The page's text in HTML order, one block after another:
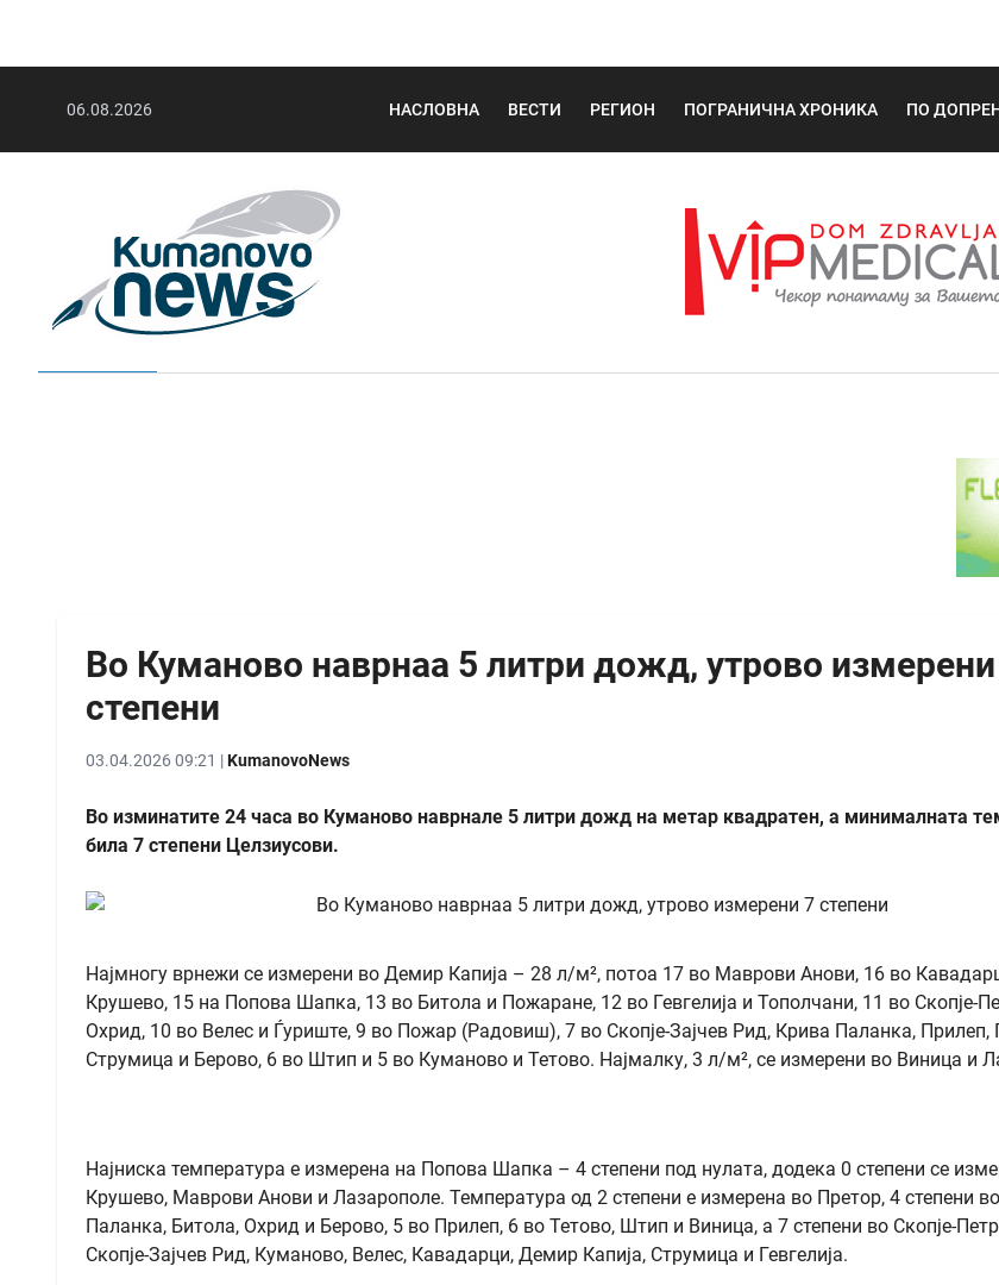
06.08.2026 НАСЛОВНА ВЕСТИ РЕГИОН ПОГРАНИЧНА ХРОНИКА ПО
Во Куманово наврнаа 5 литри дожд, утрoво
степени
03.04.2026 09:21 |KumanovoNews
Во изминатите 24 часа во Куманово наврнале 5 литри дожд на метар квадратен, а минималната
била 7 степени Целзиусови.
Најмногу врнежи се измерени во Демир Капија – 28 л/м², потоа 17 во Маврови Анови, 16 во
Крушево, 15 на Попова Шапка, 13 во Битола и Пожаране, 12 во Гевгелија и Тополчани, 11 во Скопје-
Охрид, 10 во Велес и Ѓуриште, 9 во Пожар (Радовиш), 7 во Скопје-Зајчев Рид, Крива Паланка, Прилеп,
Струмица и Берово, 6 во Штип и 5 во Куманово и Тетово. Најмалку, 3 л/м², се измерени во Виница и
Најниска температура е измерена на Попова Шапка – 4 степени под нулата, додека 0 степени се
Крушево, Маврови Анови и Лазарополе. Температура од 2 степени е измерена во Претор, 4 степени
Паланка, Битола, Охрид и Берово, 5 во Прилеп, 6 во Тетово, Штип и Виница, а 7 степени во Скопје-
Скопје-Зајчев Рид, Куманово, Велес, Кавадарци, Демир Капија, Струмица и Гевгелија.